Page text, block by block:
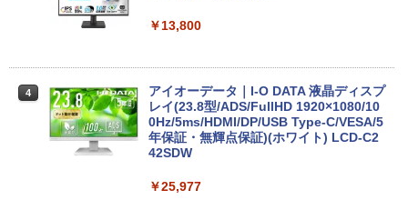
9/第8世代 Core i5/メモリ: 8GB/16GB/新
ノートパソコン Windows11 Win11正式
対応
￥27,800
【1500円OFFクーポン】【WEBカメラ
￥13,800
4
アイオーデータ｜I-O DATA 液晶ディスプ
レイ(23.8型/ADS/FullHD 1920×1080/10
0Hz/5ms/HDMI/DP/USB Type-C/VESA/5
年保証・無輝点保証)(ホワイト) LCD-C2
42SDW
￥25,977